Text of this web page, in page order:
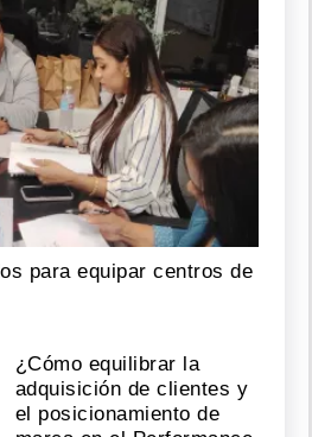
para equipar centros de
¿Cómo equilibrar la
adquisición de clientes y
el posicionamiento de